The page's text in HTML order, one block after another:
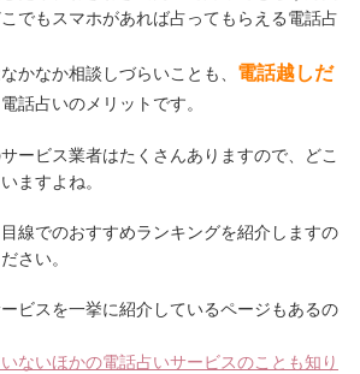
でもスマホがあれば占ってもらえる電話占
かなか相談しづらいことも、 電話越しだ
話占いのメリットです。
ービス業者はたくさんありますので、どこ
ますよね。
線でのおすすめランキングを紹介しますの
さい。
ビスを一挙に紹介しているページもあるの
ないほかの電話占いサービスのことも知り